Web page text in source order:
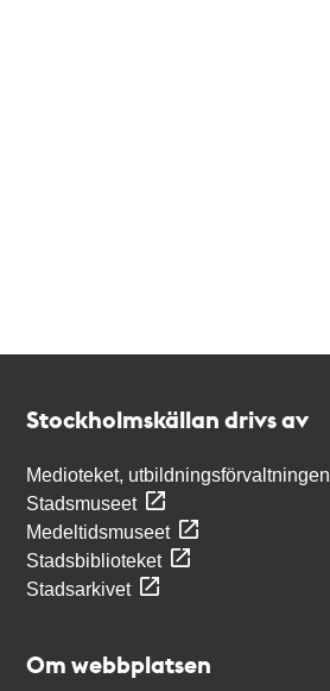
Stockholmskällan drivs av
Medioteket, utbildningsförvaltningen
Stadsmuseet
Medeltidsmuseet
Stadsbiblioteket
Stadsarkivet
Om webbplatsen